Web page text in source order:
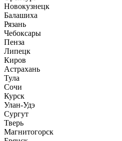
Новокузнецк
Балашиха
Рязань
Чебоксары
Пенза
Липецк
Киров
Астрахань
Тула
Сочи
Курск
Улан-Удэ
Сургут
Тверь
Магнитогорск